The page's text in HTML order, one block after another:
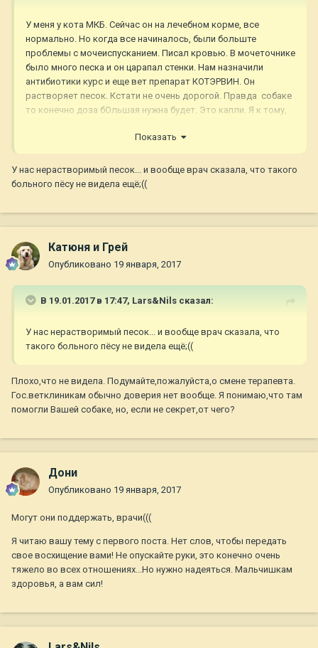
У меня у кота МКБ. Сейчас он на лечебном корме, все
нормально. Но когда все начиналось, были больште
проблемы с мочеиспусканием. Писал кровью. В мочеточнике
было много песка и он царапал стенки. Нам назначили
антибиотики курс и еще вет препарат КОТЭРВИН. Он
растворяет песок. Кстати не очень дорогой. Правда собаке
то конечно доза бОльшая нужна будет. Это капли. Я к тому,
Показать
У нас нерастворимый песок... и вообще врач сказала, что такого
больного пёсу не видела ещё;((
Катюня и Грей
Опубликовано 19 января, 2017
В 19.01.2017 в 17:47, Lars&Nils сказал:
У нас нерастворимый песок... и вообще врач сказала, что
такого больного пёсу не видела ещё;((
Плохо,что не видела. Подумайте,пожалуйста,о смене терапевта.
Гос.ветклиникам обычно доверия нет вообще. Я понимаю,что там
помогли Вашей собаке, но, если не секрет,от чего?
Дони
Опубликовано 19 января, 2017
Могут они поддержать, врачи(((
Я читаю вашу тему с первого поста. Нет слов, чтобы передать
свое восхищение вами! Не опускайте руки, это конечно очень
тяжело во всех отношениях...Но нужно надеяться. Мальчишкам
здоровья, а вам сил!